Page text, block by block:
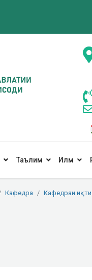
Таълим Илм
Кафедра Кафедраи